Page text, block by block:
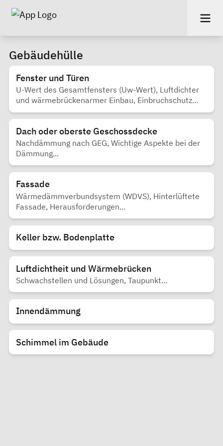
Gebäudehülle
Fenster und Türen
U-Wert des Gesamtfensters (Uw-Wert), Luftdichter
und wärmebrückenarmer Einbau, Einbruchschutz...
Dach oder oberste Geschossdecke
Nachdämmung nach GEG, Wichtige Aspekte bei der
Dämmung...
Fassade
Wärmedämmverbundsystem (WDVS), Hinterlüftete
Fassade, Herausforderungen...
Keller bzw. Bodenplatte
Luftdichtheit und Wärmebrücken
Schwachstellen und Lösungen, Taupunkt...
Innendämmung
Schimmel im Gebäude